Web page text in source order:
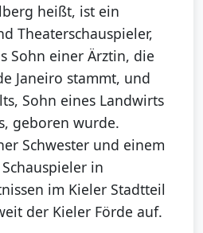
heißt, ist ein
Theaterschauspieler,
Sohn einer Ärztin, die
Janeiro stammt, und
Sohn eines Landwirts
geboren wurde.
Schwester und einem
in
im Kieler Stadtteil
der Kieler Förde auf.